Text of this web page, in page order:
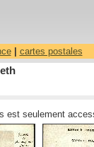
| cartes postales
seulement